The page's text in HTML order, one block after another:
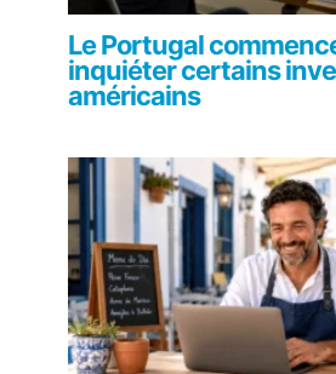
Le Portugal
inquiéter certains
américains